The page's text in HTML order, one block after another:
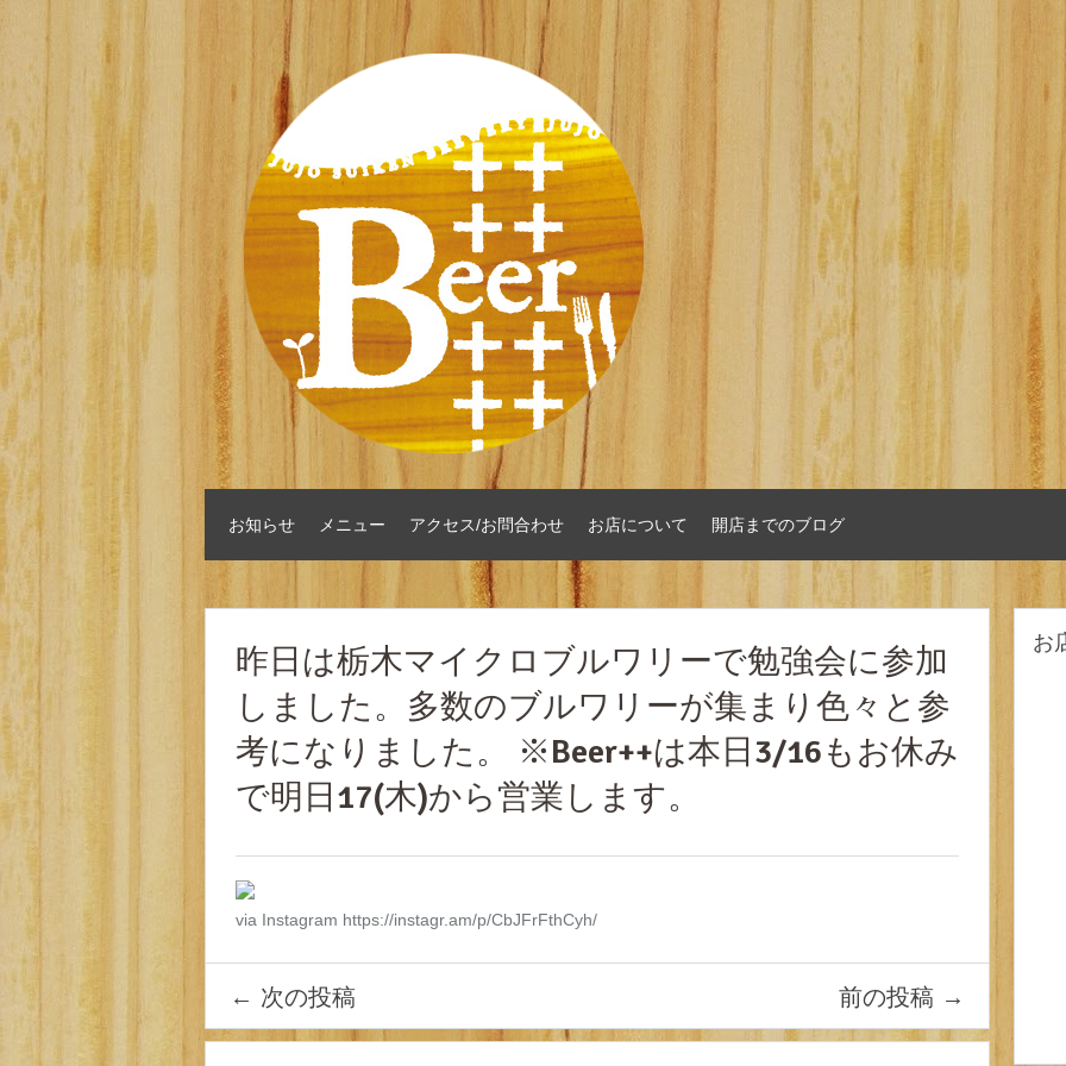
お知らせ メニュー アクセス/お問合わせ お店について 開店までのブログ
昨日は栃木マイクロブルワリーで勉強会に参加
しました。多数のブルワリーが集まり色々と参
考になりました。 ※Beer++は本日3/16もお休み
で明日17(木)から営業します。
via Instagram https://instagr.am/p/CbJFrFthCyh/
← 次の投稿 前の投稿 →
お